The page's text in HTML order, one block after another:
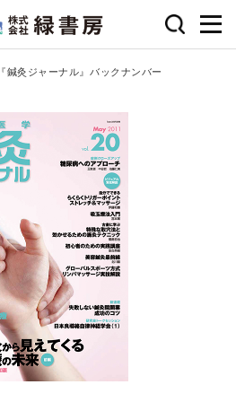
詳細検索
『鍼灸ジャーナル』バックナンバー